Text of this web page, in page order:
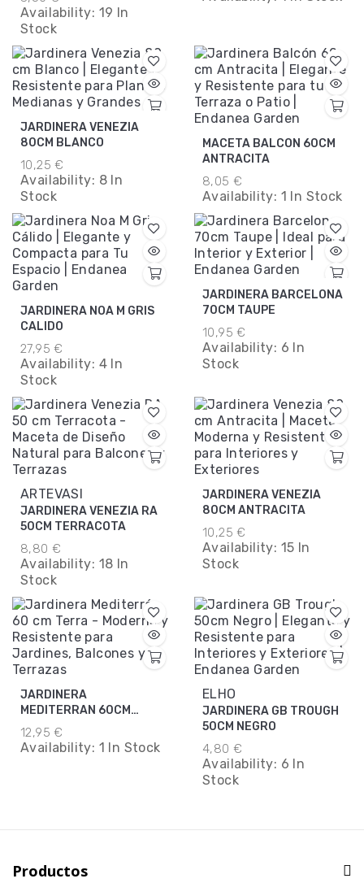
Availability: 19 In
Stock
JARDINERA VENEZIA
80CM BLANCO
10,25 €
Availability: 8 In
Stock
MACETA BALCON 60CM
ANTRACITA
8,05 €
Availability: 1 In Stock
JARDINERA NOA M GRIS
CALIDO
27,95 €
Availability: 4 In
Stock
JARDINERA BARCELONA
70CM TAUPE
10,95 €
Availability: 6 In
Stock
ARTEVASI
JARDINERA VENEZIA RA
50CM TERRACOTA
8,80 €
Availability: 18 In
Stock
JARDINERA VENEZIA
80CM ANTRACITA
10,25 €
Availability: 15 In
Stock
JARDINERA
MEDITERRAN 60CM
TERRA
12,95 €
Availability: 1 In Stock
ELHO
JARDINERA GB TROUGH
50CM NEGRO
4,80 €
Availability: 6 In
Stock
Productos